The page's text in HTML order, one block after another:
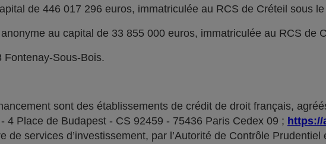
de 446 017 296 euros, immatriculée au RCS de Créteil sous
au capital de 33 855 000 euros, immatriculée au RCS de
Fontenay-Sous-Bois.
sont des établissements de crédit de droit français,
4 Place de Budapest - CS 92459 - 75436 Paris Cedex 09 ; https://
services d’investissement, par l’Autorité de Contrôle